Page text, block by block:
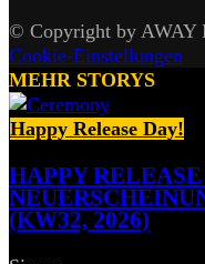
© Copyright by AWAY
Cookie-Einstellungen
MEHR STORYS
Happy Release Day!
HAPPY
(KW32, 2026)